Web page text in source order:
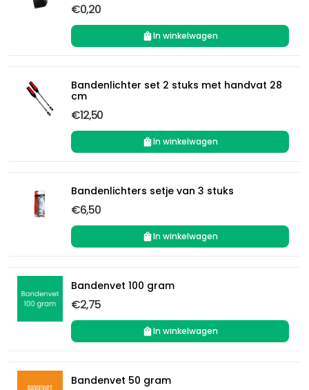
€0,20
In winkelwagen
Bandenlichter set 2 stuks met handvat 28
cm
€12,50
In winkelwagen
Bandenlichters setje van 3 stuks
€6,50
In winkelwagen
Bandenvet 100 gram
€2,75
In winkelwagen
Bandenvet 50 gram